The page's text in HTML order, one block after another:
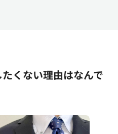
くない理由はなんで